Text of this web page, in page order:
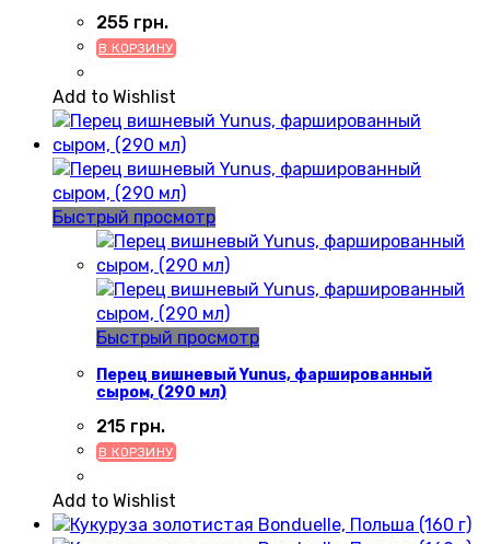
255 грн.
В КОРЗИНУ
Add to Wishlist
Быстрый просмотр
Быстрый просмотр
Перец вишневый Yunus, фаршированный
сыром, (290 мл)
215 грн.
В КОРЗИНУ
Add to Wishlist